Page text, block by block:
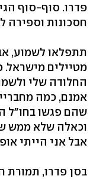
פדרו. סוף-סוף
חסכונות וספירה
תתפלאו לשמוע,
מטיילים
החלודה שלי
אמנם, כמה
שהם פגשו בחו"ל
וכאלה שלא ממש
אבל אני הייתי
בסן פדרו, תמורת